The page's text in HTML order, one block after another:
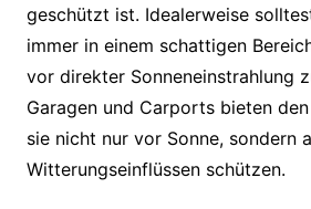
geschützt ist. Idealerweise
immer in einem schattigen
vor direkter Sonneneinstrahlung
Garagen und Carports bieten
sie nicht nur vor Sonne, sondern
Witterungseinflüssen schützen.